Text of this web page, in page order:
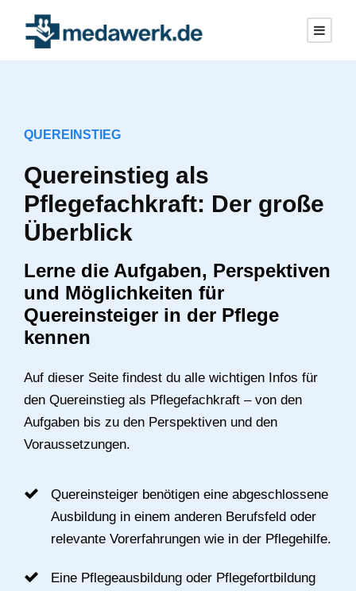
QUEREINSTIEG
Quereinstieg als
Pflegefachkraft: Der große
Überblick
Lerne die Aufgaben, Perspektiven
und Möglichkeiten für
Quereinsteiger in der Pflege
kennen
Auf dieser Seite findest du alle wichtigen Infos für
den Quereinstieg als Pflegefachkraft – von den
Aufgaben bis zu den Perspektiven und den
Voraussetzungen.
Quereinsteiger benötigen eine abgeschlossene
Ausbildung in einem anderen Berufsfeld oder
relevante Vorerfahrungen wie in der Pflegehilfe.
Eine Pflegeausbildung oder Pflegefortbildung